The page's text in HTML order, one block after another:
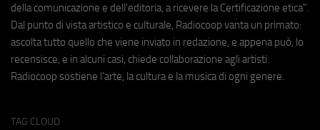
della comunicazione e dell'editoria, a ricevere la Certificazione etica".
Dal punto di vista artistico e culturale, Radiocoop vanta un primato:
ascolta tutto quello che viene inviato in redazione, e appena può, lo
recensisce, e in alcuni casi, chiede collaborazione agli artisti.
Radiocoop sostiene l'arte, la cultura e la musica di ogni genere.
TAG CLOUD